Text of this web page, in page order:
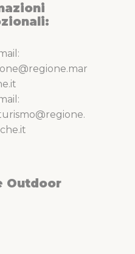
Outdoor